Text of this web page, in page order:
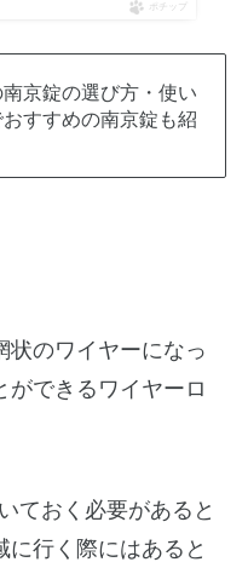
ポチップ
京錠の選び方・使い
すすめの南京錠も紹
状のワイヤーになっ
ができるワイヤーロ
ておく必要があると
に行く際にはあると